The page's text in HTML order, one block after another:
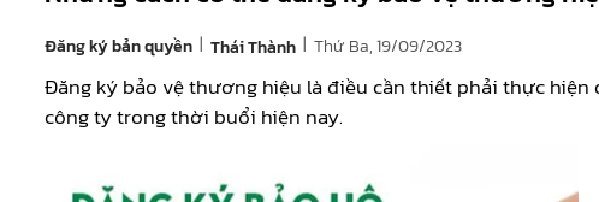
Đăng ký bản quyền | Thái Thành | Thứ Ba, 19/09/2023
Đăng ký bảo vệ thương hiệu là điều cần thiết phải thực
công ty trong thời buổi hiện nay.